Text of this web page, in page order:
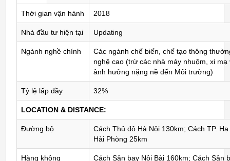
Thời gian vận hành 2018
Nhà đầu tư hiện tại Updating
Ngành nghề chính
Các ngành chế biến, chế tạo thông
nghệ cao (trừ các nhà máy nhuộm, xi
ảnh hưởng nặng nề đến Môi trường)
Tỷ lệ lấp đầy 32%
LOCATION & DISTANCE:
Đường bộ
Cách Thủ đô Hà Nội 130km; Cách TP.
Hải Phòng 25km
Hàng không
Cách Sân bay Nội Bài 160km; Cách Sân